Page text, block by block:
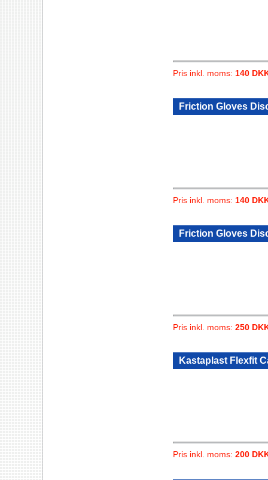
Pris inkl. moms: 140
Friction Gloves
Pris inkl. moms: 140
Friction Gloves
Pris inkl. moms: 250
Kastaplast Flexfit
Pris inkl. moms: 200